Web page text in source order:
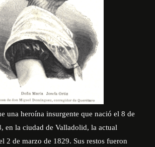
una heroína insurgente que nació el 8 de
en la ciudad de Valladolid, la actual
2 de marzo de 1829. Sus restos fueron